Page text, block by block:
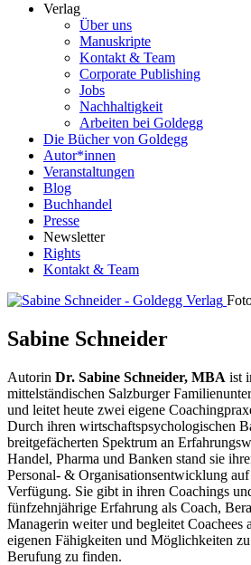
Verlag
Über uns
Manuskripte
Kontakt & Team
Corporate Publishing
Jobs
Nachhaltigkeit
Arbeiten bei Goldegg
Die Bücher von Goldegg
Autor*innen
Veranstaltungen
Blog
Buchhandel
Presse
Newsletter
Rights
Kontakt & Team
Sabine Schneider
Autorin Dr. Sabine Schneider, MBA ist
mittelständischen Salzburger
und leitet heute zwei eigene
Durch ihren wirtschaftspsychologischen
breitgefächerten Spektrum an
Handel, Pharma und Banken stand sie
Personal- & Organisationsentwicklung
Verfügung. Sie gibt in ihren Coachings
fünfzehnjährige Erfahrung als Coach,
Managerin weiter und begleitet Coachees
eigenen Fähigkeiten und Möglichkeiten
Berufung zu finden.